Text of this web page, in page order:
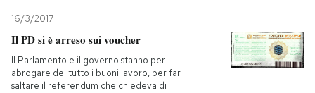
Tecnologia
Internet
Scienza
Cultura
Ok Boomer!
16/3/2017
Il PD si è arreso sui voucher
Il Parlamento e il governo stanno per
abrogare del tutto i buoni lavoro, per far
saltare il referendum che chiedeva di